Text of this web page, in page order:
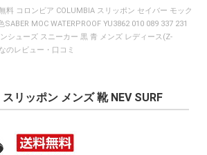
料 コロンビア COLUMBIA スリッポン セイバー モック
MOC WATERPROOF YU3862 010 089 337 231
シューズ スニーカー 黒 青 メンズ レディース(Z-
レビュー・口コミ
リッポン メンズ 靴 NEV SURF